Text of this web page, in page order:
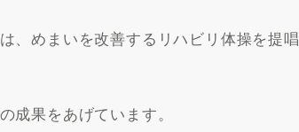
、めまいを改善するリハビリ体操を提唱
成果をあげています。